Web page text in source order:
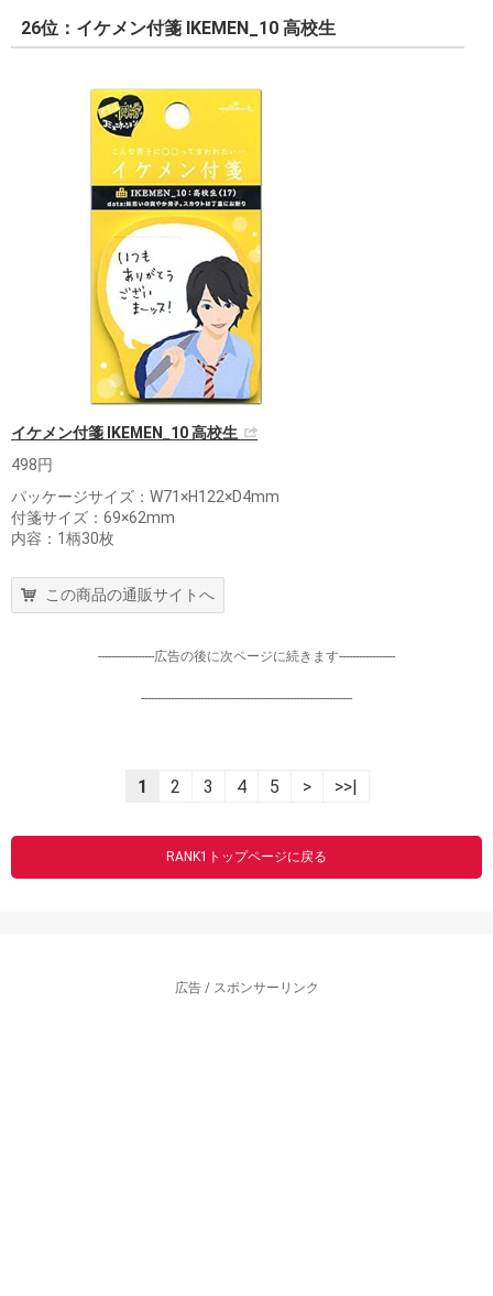
26位：イケメン付箋 IKEMEN_10 高校生
イケメン付箋 IKEMEN_10 高校生
498円
パッケージサイズ：W71×H122×D4mm
付箋サイズ：69×62mm
内容：1柄30枚
この商品の通販サイトへ
-----------------広告の後に次ページに続きます-----------------
----------------------------------------------------------------
1 2 3 4 5 > >>|
RANK1トップページに戻る
広告 / スポンサーリンク